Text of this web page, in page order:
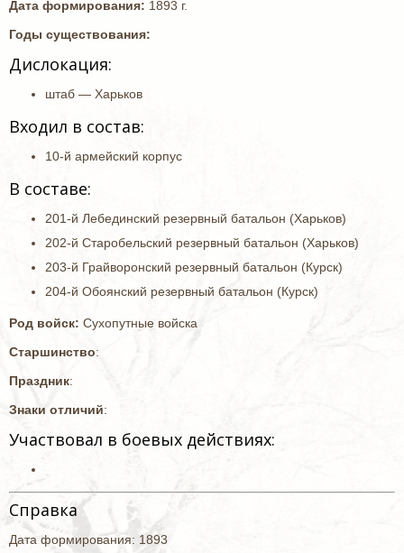
Дата формирования: 1893 г.
Годы существования:
Дислокация:
штаб — Харьков
Входил в состав:
10-й армейский корпус
В составе:
201-й Лебединский резервный батальон (Харьков)
202-й Старобельский резервный батальон (Харьков)
203-й Грайворонский резервный батальон (Курск)
204-й Обоянский резервный батальон (Курск)
Род войск: Сухопутные войска
Старшинство:
Праздник:
Знаки отличий:
Участвовал в боевых действиях:
Справка
Дата формирования: 1893